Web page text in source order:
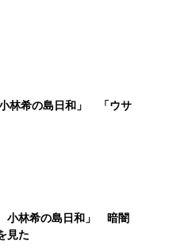
林希の島日和」 「ウサ
小林希の島日和」 暗闇
見た